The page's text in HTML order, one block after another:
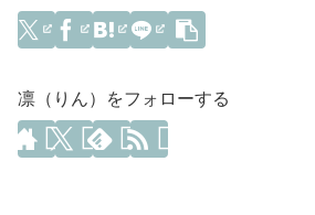
凛（りん）をフォローする